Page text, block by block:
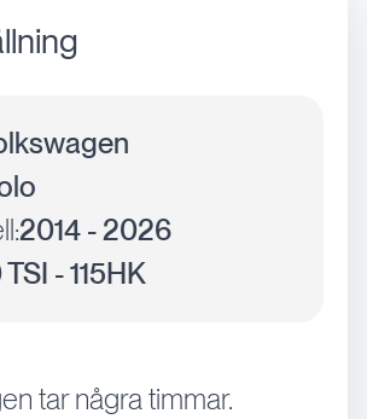
2014 - 2026
TSI - 115HK
tar några timmar.